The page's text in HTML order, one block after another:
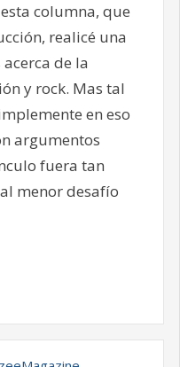
columna, que
realicé una
de la
y rock. Mas tal
en eso
argumentos
fuera tan
menor desafío